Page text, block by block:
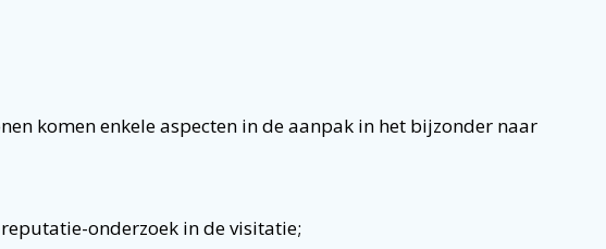
komen enkele aspecten in de aanpak in het bijzonder naar
onderzoek in de visitatie;